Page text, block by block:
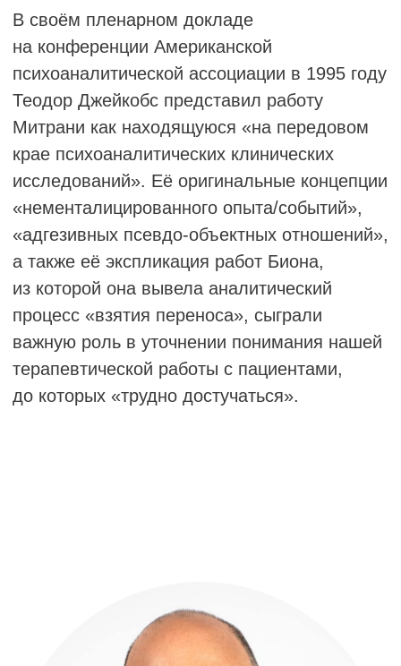
Дидье Узель (Франция) родился 28 ноября
1938 года. В прошлом интерн больниц
Парижа, он получил диплом доктора
медицины в 1970 году в Парижском
университете. В настоящее время
он является почётным профессором детской
и подростковой психиатрии в Университете
Кана (Нормандия). Был назначен
профессором детской и подростковой
психиатрии в Университетской больнице
Бреста (Университет Западной Бретани)
в 1977 году.
и подростковому психоанализу у нескольких
пост-кляйнианских психоаналитиков,
в частности у Джеймса Гэммилла в Париже,
ДИДЬЕ УЗЕЛЬ